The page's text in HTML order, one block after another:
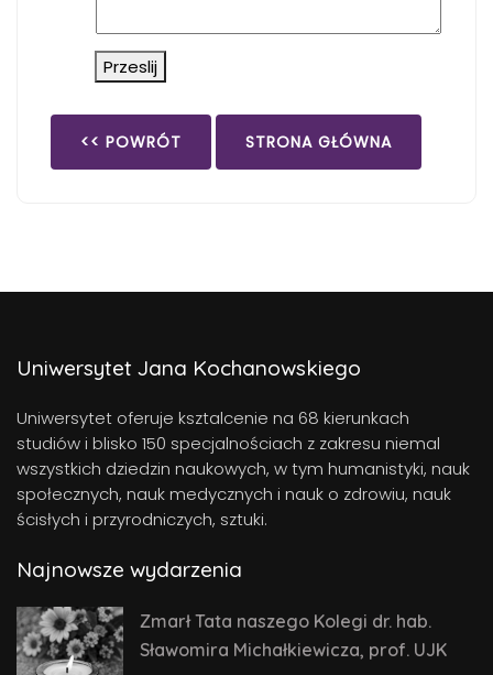
Przeslij
<< POWRÓT STRONA GŁÓWNA
Uniwersytet Jana Kochanowskiego
Uniwersytet oferuje ksztalcenie na 68 kierunkach
studiów i blisko 150 specjalnościach z zakresu niemal
wszystkich dziedzin naukowych, w tym humanistyki, nauk
społecznych, nauk medycznych i nauk o zdrowiu, nauk
ścisłych i przyrodniczych, sztuki.
Najnowsze wydarzenia
Zmarł Tata naszego Kolegi dr. hab.
Sławomira Michałkiewicza, prof. UJK